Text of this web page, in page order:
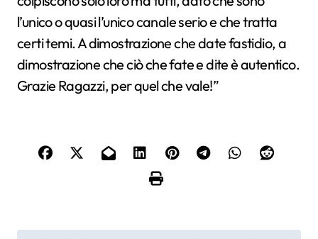
l’unico o quasi l’unico canale serio e che tratta
certi temi. A dimostrazione che date fastidio, a
dimostrazione che ciò che fate e dite è autentico.
Grazie Ragazzi, per quel che vale!”